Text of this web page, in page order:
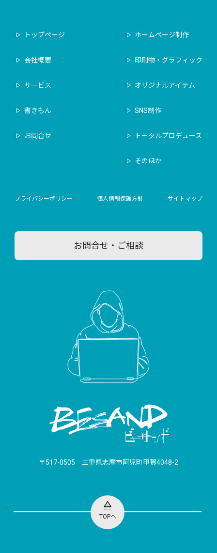
トップページ
会社概要
サービス
書きもん
お問合せ
ホームページ制作
印刷物・グラフィック
オリジナルアイテム
SNS制作
トータルプロデュース
そのほか
プライバシーポリシー 個人情報保護方針 サイトマップ
〒517-0505 三重県志摩市阿児町甲賀4048-2
お問合せ・ご相談
TOPへ